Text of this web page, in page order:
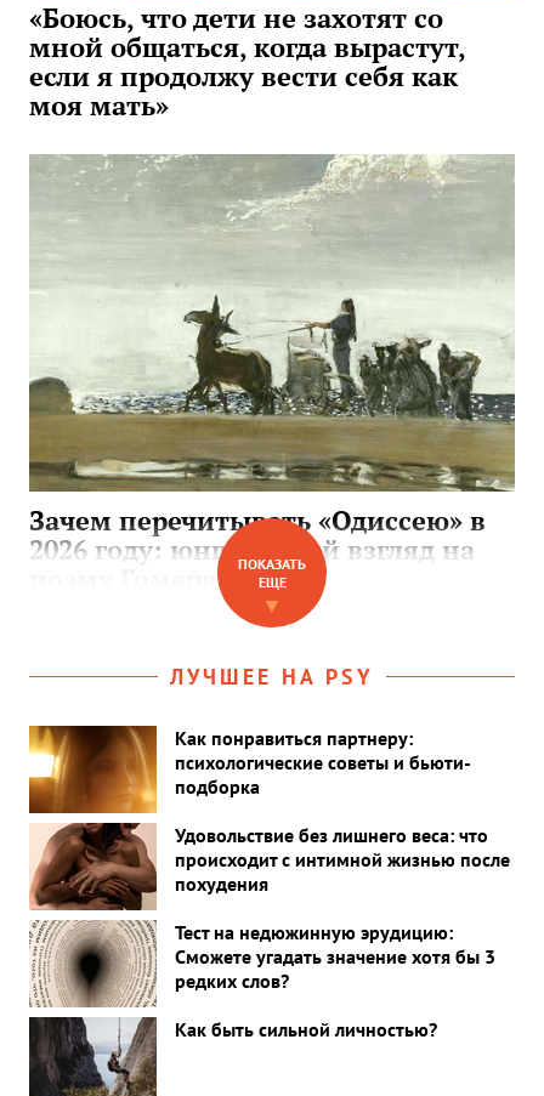
«Боюсь, что дети не захотят со
мной общаться, когда вырастут,
если я продолжу вести себя как
моя мать»
Зачем перечитывать «Одиссею» в
2026 году: юнгианский взгляд на
ПОКАЗАТЬ
ЕЩЕ
▼
ЛУЧШЕЕ НА PSY
Как понравиться партнеру:
психологические советы и бьюти-
подборка
Удовольствие без лишнего веса: что
происходит с интимной жизнью после
похудения
Тест на недюжинную эрудицию:
Сможете угадать значение хотя бы 3
редких слов?
Как быть сильной личностью?